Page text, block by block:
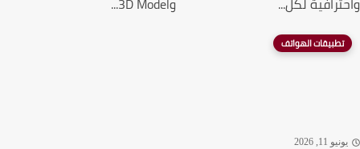
تطبيقات الهواتف
11, 2026